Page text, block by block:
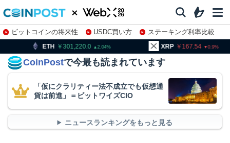
ビットコインの将来性 USDC買い方
ステーキング利率比較
株特集・関連銘柄
2.04 XRP 0.9 BNB
CoinPostで今最も読まれています
「仮にクラリティー法不成立でも仮想通
貨は前進」＝ビットワイズCIO
ニュースランキングをもっと見る